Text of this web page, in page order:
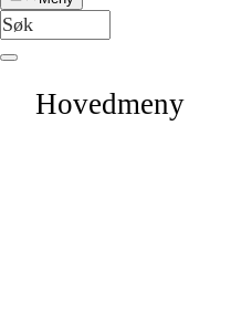
Hovedmeny